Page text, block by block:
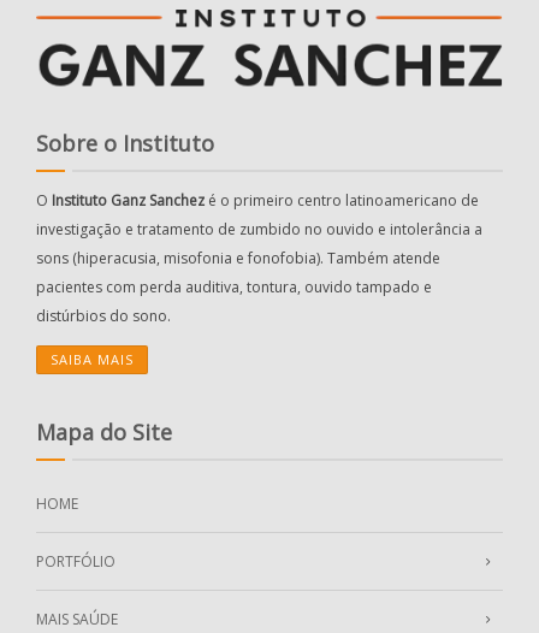
Sobre o Instituto
O Instituto Ganz Sanchez é o primeiro centro latinoamericano de
investigação e tratamento de zumbido no ouvido e intolerância a
sons (hiperacusia, misofonia e fonofobia). Também atende
pacientes com perda auditiva, tontura, ouvido tampado e
distúrbios do sono.
SAIBA MAIS
Mapa do Site
HOME
PORTFÓLIO
MAIS SAÚDE